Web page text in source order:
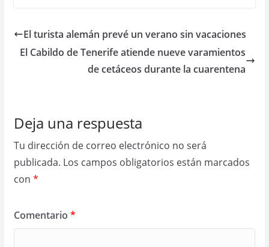
El turista alemán prevé un verano sin vacaciones
El Cabildo de Tenerife atiende nueve varamientos
de cetáceos durante la cuarentena
Deja una respuesta
Tu dirección de correo electrónico no será
publicada. Los campos obligatorios están marcados
con *
Comentario *